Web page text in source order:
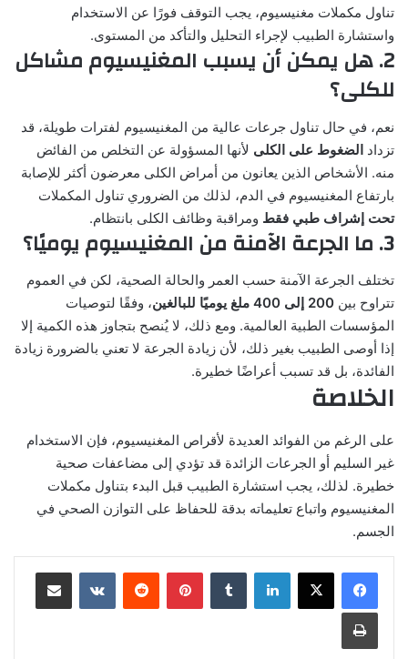
تناول مكملات مغنيسيوم، يجب التوقف فورًا عن الاستخدام
واستشارة الطبيب لإجراء التحليل والتأكد من المستوى.
2. هل يمكن أن يسبب المغنيسيوم مشاكل
للكلى؟
نعم، في حال تناول جرعات عالية من المغنيسيوم لفترات طويلة، قد
تزداد الضغوط على الكلى لأنها المسؤولة عن التخلص من الفائض
منه. الأشخاص الذين يعانون من أمراض الكلى معرضون أكثر للإصابة
بارتفاع المغنيسيوم في الدم، لذلك من الضروري تناول المكملات
تحت إشراف طبي فقط ومراقبة وظائف الكلى بانتظام.
3. ما الجرعة الآمنة من المغنيسيوم يوميًا؟
تختلف الجرعة الآمنة حسب العمر والحالة الصحية، لكن في العموم
تتراوح بين 200 إلى 400 ملغ يوميًا للبالغين
، وفقًا لتوصيات
المؤسسات الطبية العالمية. ومع ذلك، لا يُنصح بتجاوز هذه الكمية إلا
إذا أوصى الطبيب بغير ذلك، لأن زيادة الجرعة لا تعني بالضرورة زيادة
الفائدة، بل قد تسبب أعراضًا خطيرة.
الخلاصة
على الرغم من الفوائد العديدة لأقراص المغنيسيوم، فإن الاستخدام
غير السليم أو الجرعات الزائدة قد تؤدي إلى مضاعفات صحية
خطيرة. لذلك، يجب استشارة الطبيب قبل البدء بتناول مكملات
المغنيسيوم واتباع تعليماته بدقة للحفاظ على التوازن الصحي في
الجسم.
لينكدإن بينتيريست مشاركة عبر البريد
طباعة